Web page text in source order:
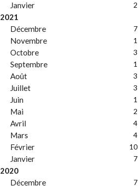
Janvier 2
2021
Décembre
7
Novembre 1
Octobre 3
Septembre 1
Août 3
Juillet 3
Juin 1
Mai 2
Avril 4
Mars 4
Février 10
Janvier 7
2020
Décembre
7